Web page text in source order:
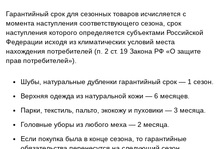
Гарантийный срок для сезонных товаров исчисляется с
момента наступления соответствующего сезона, срок
наступления которого определяется субъектами Российской
Федерации исходя из климатических условий места
нахождения потребителей (п. 2 ст. 19 Закона РФ «О защите
прав потребителей»).
Шубы, натуральные дубленки гарантийный срок — 1 сезон.
Верхняя одежда из натуральной кожи — 6 месяцев.
Парки, текстиль, пальто, экокожу и пуховики — 3 месяца.
Головные уборы из любого меха — 2 месяца.
Если покупка была в конце сезона, то гарантийные